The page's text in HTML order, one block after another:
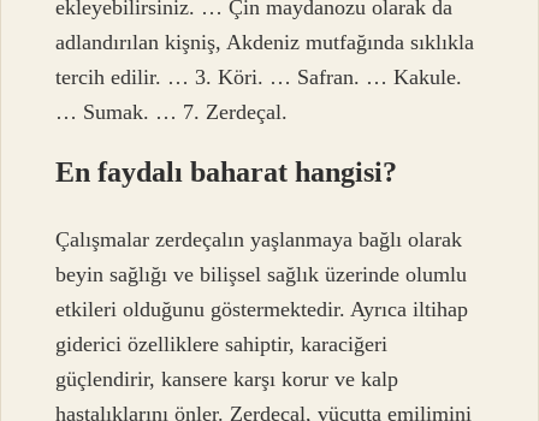
ekleyebilirsiniz. … Çin maydanozu olarak da
adlandırılan kişniş, Akdeniz mutfağında sıklıkla
tercih edilir. … 3. Köri. … Safran. … Kakule.
… Sumak. … 7. Zerdeçal.
En faydalı baharat hangisi?
Çalışmalar zerdeçalın yaşlanmaya bağlı olarak
beyin sağlığı ve bilişsel sağlık üzerinde olumlu
etkileri olduğunu göstermektedir. Ayrıca iltihap
giderici özelliklere sahiptir, karaciğeri
güçlendirir, kansere karşı korur ve kalp
hastalıklarını önler. Zerdeçal, vücutta emilimini